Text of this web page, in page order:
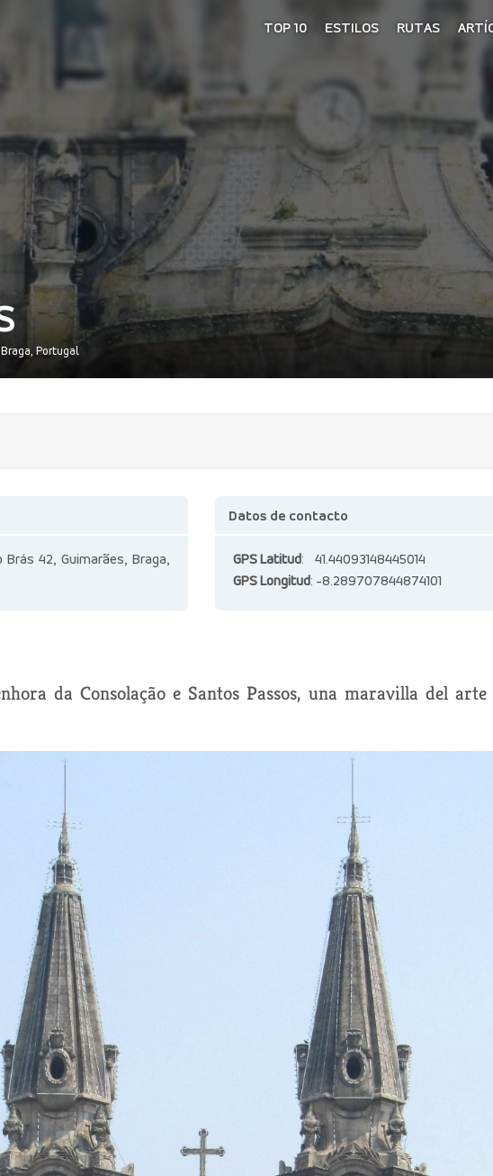
TOP 10 ESTILOS RUTAS
Braga, Portugal
Brás 42, Guimarães, Braga,
Datos de contacto
GPS Latitud: 41.44093148445014
GPS Longitud: -8.289707844874101
da Consolação e Santos Passos, una maravilla del